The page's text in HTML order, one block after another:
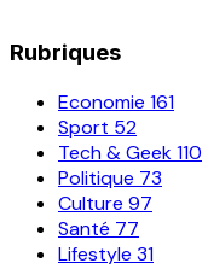
Rubriques
Economie 161
Sport 52
Tech & Geek110
Politique 73
Culture 97
Santé 77
Lifestyle 31